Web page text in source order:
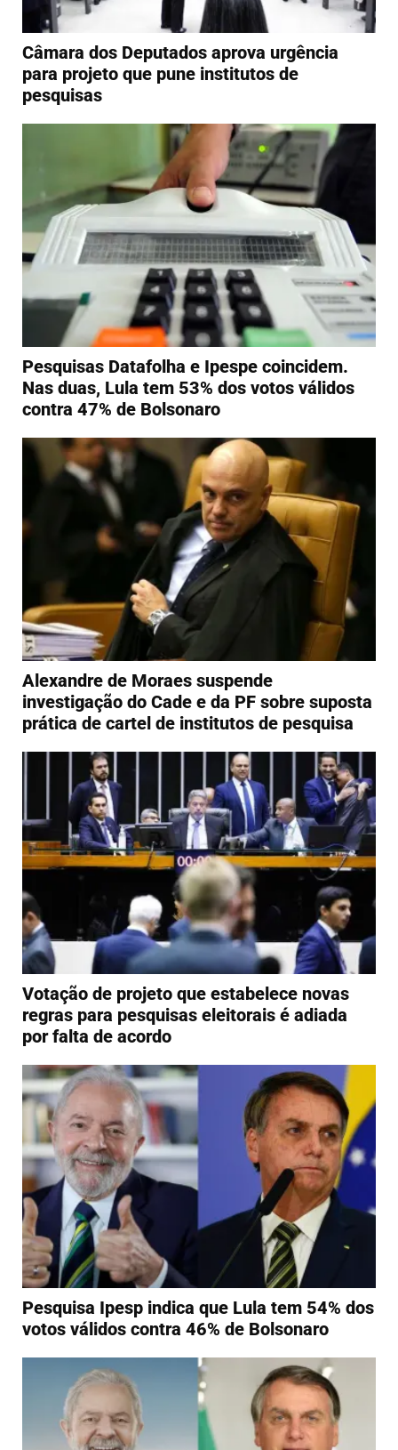
Câmara dos Deputados aprova urgência
para projeto que pune institutos de
pesquisas
Pesquisas Datafolha e Ipespe coincidem.
Nas duas, Lula tem 53% dos votos válidos
contra 47% de Bolsonaro
Alexandre de Moraes suspende
investigação do Cade e da PF sobre suposta
prática de cartel de institutos de pesquisa
Votação de projeto que estabelece novas
regras para pesquisas eleitorais é adiada
por falta de acordo
Pesquisa Ipesp indica que Lula tem 54% dos
votos válidos contra 46% de Bolsonaro